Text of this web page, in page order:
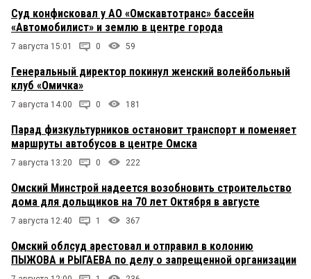
Суд конфисковал у АО «Омскавтотранс» бассейн
«Автомобилист» и землю в центре города
7 августа 15:01 0 59
Генеральный директор покинул женский волейбольный
клуб «Омичка»
7 августа 14:00 0 181
Парад физкультурников остановит транспорт и поменяет
маршруты автобусов в центре Омска
7 августа 13:20 0 222
Омский Минстрой надеется возобновить строительство
дома для дольщиков на 70 лет Октября в августе
7 августа 12:40 1 367
Омский облсуд арестовал и отправил в колонию
ПЫЖОВА и РЫГАЕВА по делу о запрещенной организации